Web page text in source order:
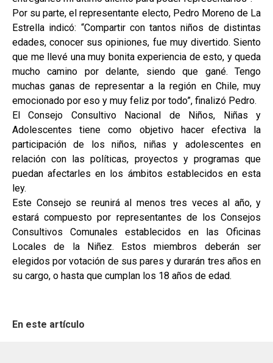
Por su parte, el representante electo, Pedro Moreno de La
Estrella indicó: “Compartir con tantos niños de distintas
edades, conocer sus opiniones, fue muy divertido. Siento
que me llevé una muy bonita experiencia de esto, y queda
mucho camino por delante, siendo que gané. Tengo
muchas ganas de representar a la región en Chile, muy
emocionado por eso y muy feliz por todo”, finalizó Pedro.
El Consejo Consultivo Nacional de Niños, Niñas y
Adolescentes tiene como objetivo hacer efectiva la
participación de los niños, niñas y adolescentes en
relación con las políticas, proyectos y programas que
puedan afectarles en los ámbitos establecidos en esta
ley.
Este Consejo se reunirá al menos tres veces al año, y
estará compuesto por representantes de los Consejos
Consultivos Comunales establecidos en las Oficinas
Locales de la Niñez. Estos miembros deberán ser
elegidos por votación de sus pares y durarán tres años en
su cargo, o hasta que cumplan los 18 años de edad.
En este artículo